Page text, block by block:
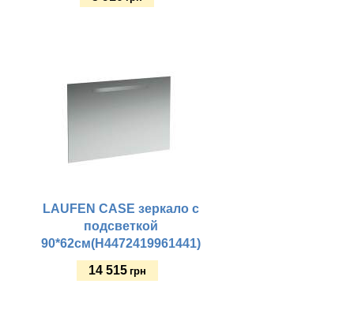
LAUFEN CASE зеркало с
подсветкой
90*62см(H4472419961441)
14 515 грн